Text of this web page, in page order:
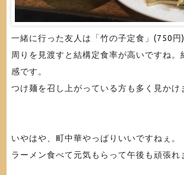
一緒に行った友人は「竹の子定食」(750円)
周りを見渡すと結構定食率が高いですね。
感です。
つけ麺を召し上がっている方も多く見かけ
いやはや、町中華やっぱりいいですねぇ。
ラーメン食べて元気もらって午後も頑張れ